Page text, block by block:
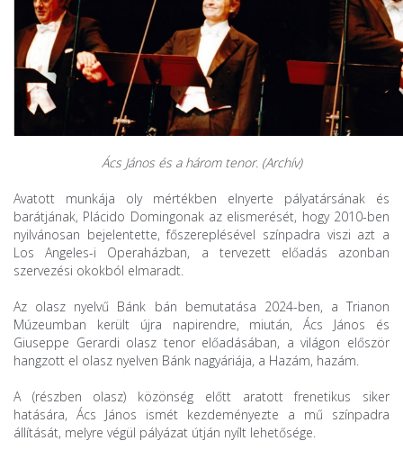
Ács János és a három tenor. (Archív)
Avatott munkája oly mértékben elnyerte pályatársának és
barátjának, Plácido Domingonak az elismerését, hogy 2010-ben
nyilvánosan bejelentette, főszereplésével színpadra viszi azt a
Los Angeles-i Operaházban, a tervezett előadás azonban
szervezési okokból elmaradt.
Az olasz nyelvű Bánk bán bemutatása 2024-ben, a Trianon
Múzeumban került újra napirendre, miután, Ács János és
Giuseppe Gerardi olasz tenor előadásában, a világon először
hangzott el olasz nyelven Bánk nagyáriája, a Hazám, hazám.
A (részben olasz) közönség előtt aratott frenetikus siker
hatására, Ács János ismét kezdeményezte a mű színpadra
állítását, melyre végül pályázat útján nyílt lehetősége.